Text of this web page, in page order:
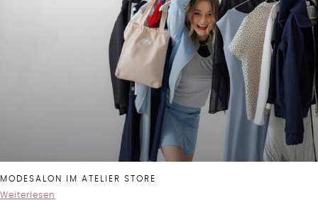
MODESALON IM ATELIER STORE
Weiterlesen